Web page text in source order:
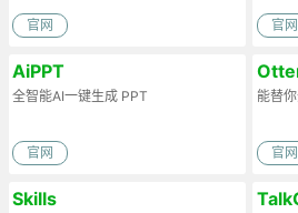
官网 官网
AiPPT
全智能AI一键生成 PPT
官网
能替
官网
Skills